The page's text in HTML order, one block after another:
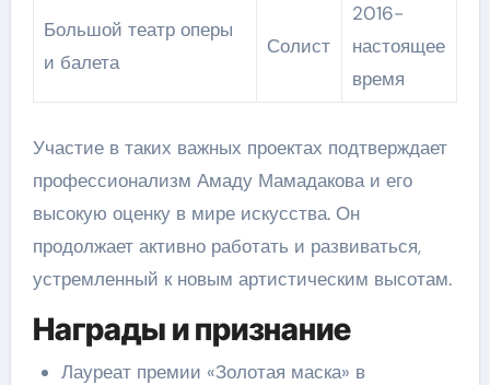
Большой театр оперы
и балета
Солист
2016-
настоящее
время
Участие в таких важных проектах подтверждает
профессионализм Амаду Мамадакова и его
высокую оценку в мире искусства. Он
продолжает активно работать и развиваться,
устремленный к новым артистическим высотам.
Награды и признание
Лауреат премии «Золотая маска» в